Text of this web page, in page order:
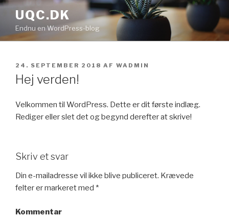
Videre
indhold
UQC.DK
Endnu en WordPress-blog
UDGIVET
DEN
24. SEPTEMBER 2018 AF WADMIN
Hej verden!
Velkommen til WordPress. Dette er dit første indlæg.
Rediger eller slet det og begynd derefter at skrive!
Skriv et svar
Din e-mailadresse vil ikke blive publiceret. Krævede
felter er markeret med *
Kommentar